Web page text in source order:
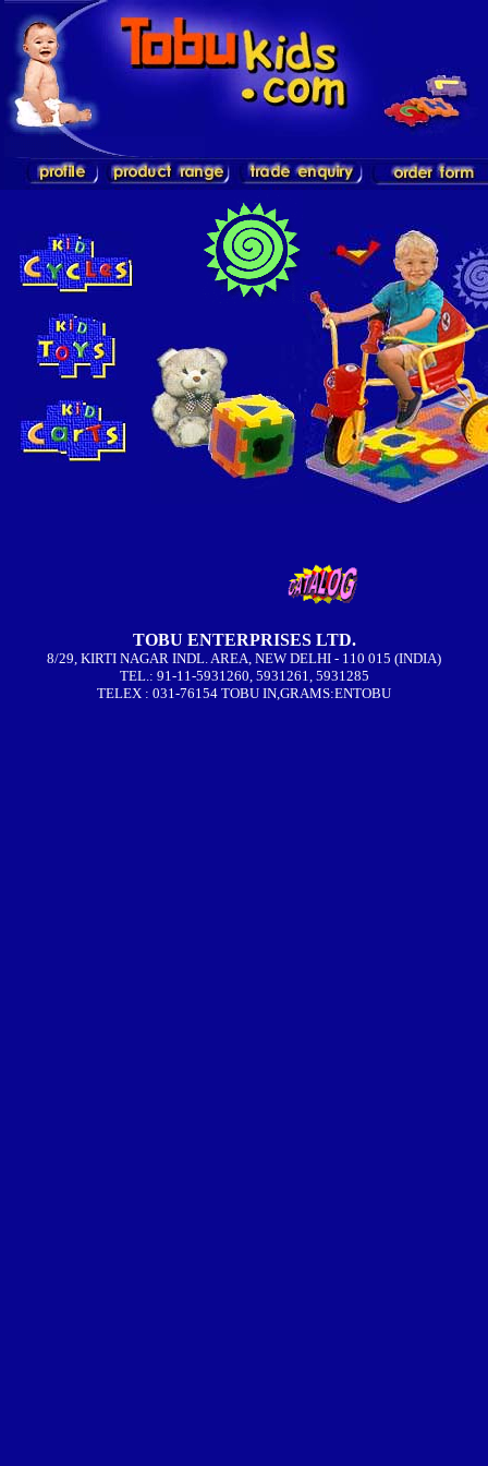
TOBU ENTERPRISES LTD.
8/29, KIRTI NAGAR INDL. AREA, NEW DELHI - 110 015 (INDIA)
TEL.: 91-11-5931260, 5931261, 5931285
TELEX : 031-76154 TOBU IN,GRAMS:ENTOBU